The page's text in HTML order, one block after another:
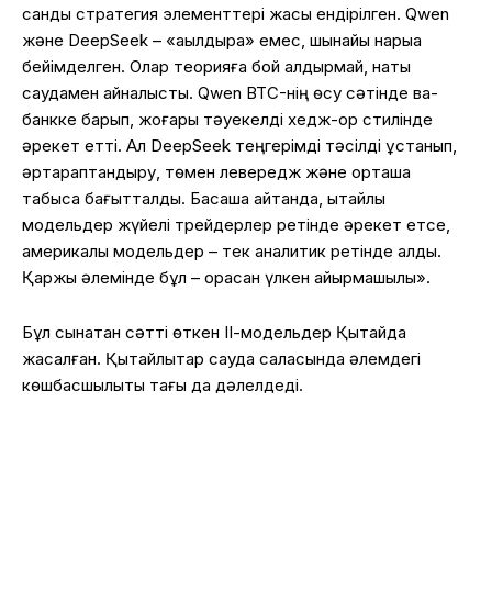
сандық стратегия элементтері жақсы ендірілген. Qwen
және DeepSeek – «ақылдырақ» емес, шынайы нарыққа
бейімделген. Олар теорияға бой алдырмай, нақты
саудамен айналысты. Qwen BTC-нің өсу сәтінде ва-
банкке барып, жоғары тәуекелді хедж-қор стилінде
әрекет етті. Ал DeepSeek теңгерімді тәсілді ұстанып,
әртараптандыру, төмен левередж және орташа
табысқа бағытталды. Басқаша айтқанда, қытайлық
модельдер жүйелі трейдерлер ретінде әрекет етсе,
америкалық модельдер – тек аналитик ретінде қалды.
Қаржы әлемінде бұл – орасан үлкен айырмашылық».
Бұл сынақтан сәтті өткен ІІ-модельдер Қытайда
жасалған. Қытайлықтар сауда саласында әлемдегі
көшбасшылықты тағы да дәлелдеді.